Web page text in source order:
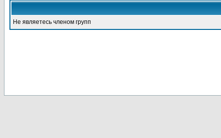
Не являетесь членом групп